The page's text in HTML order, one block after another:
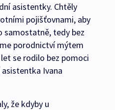
asistentky. Chtěly
pojišťovnami, aby
samostatně, tedy bez
porodnictví mýtem
se rodilo bez pomoci
Ivana
že kdyby u